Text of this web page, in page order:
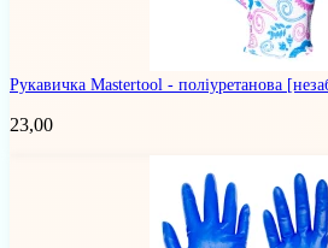
Рукавичка Mastertool - поліуретанова
23,00